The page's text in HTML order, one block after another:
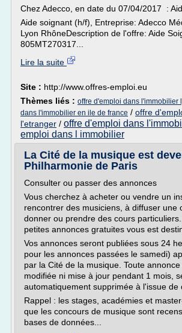
Chez Adecco, en date du 07/04/2017 :
Aide soignant (h/f), Entreprise: Adecco
Lyon RhôneDescription de l'offre: Aide
805MT270317...
Lire la suite
Site : http://www.offres-emploi.eu
Thèmes liés : offre d'emploi dans l'immobilier
dans l'immobilier en ile de france / offre
l'etranger / offre d'emploi dans
emploi dans l immobilier
La Cité de la musique est
Philharmonie de Paris
Consulter ou passer des annonces
Vous cherchez à acheter ou vendre un
rencontrer des musiciens, à diffuser une
donner ou prendre des cours
petites annonces gratuites vous est
Vos annonces seront publiées sous 24
pour les annonces passées le samedi)
par la Cité de la musique. Toute
modifiée ni mise à jour pendant 1 mois,
automatiquement supprimée à l'issue de
Rappel : les stages, académies et
que les concours de musique sont
bases de données...